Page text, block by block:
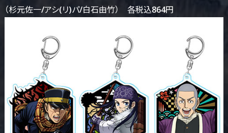
（杉元佐一/アシ(リ)パ/白石由竹） 各税込864円